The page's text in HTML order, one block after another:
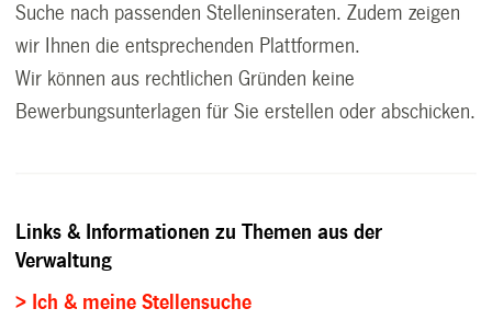
Suche nach passenden Stelleninseraten. Zudem zeigen
wir Ihnen die entsprechenden Plattformen.
Wir können aus rechtlichen Gründen keine
Bewerbungsunterlagen für Sie erstellen oder abschicken.
Links & Informationen zu Themen aus der
Verwaltung
> Ich & meine Stellensuche